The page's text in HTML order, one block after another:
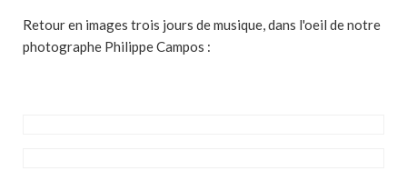
Retour en images trois jours de musique, dans l'oeil de notre
photographe Philippe Campos :